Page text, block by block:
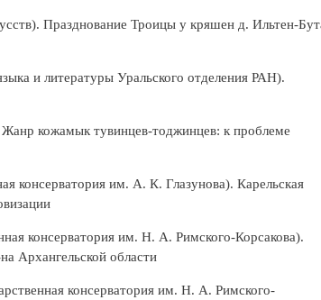
Празднование Троицы у кряшен д. Ильтен-
и литературы Уральского отделения РАН).
кожамык тувинцев-тоджинцев: к проблеме
консерватория им. А. К. Глазунова). Карельская
консерватория им. Н. А. Римского-Корсакова).
Архангельской области
консерватория им. Н. А. Римского-